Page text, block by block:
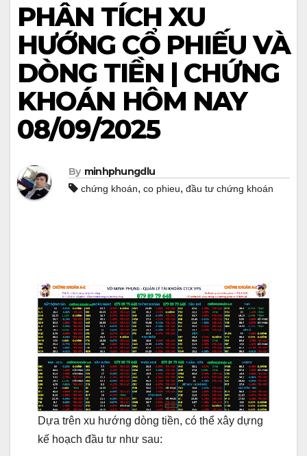
PHÂN TÍCH XU
HƯỚNG CỔ PHIẾU VÀ
DÒNG TIỀN | CHỨNG
KHOÁN HÔM NAY
08/09/2025
By minhphungdlu
chứng khoán, co phieu, đầu tư chứng khoán
Dựa trên xu hướng dòng tiền, có thể xây dựng
kế hoạch đầu tư như sau: